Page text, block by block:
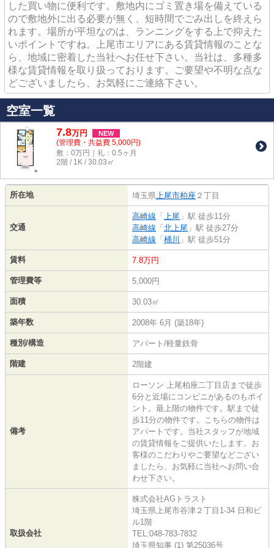
した買い物に便利です。敷地内にゴミ置き場を備えている
ので敷地外に出る必要が無く、短時間でごみ出しを終えら
れます。場所が平坦なのは、ランニングをする上で抑えた
いポイントですね。上尾市エリアにある賃貸情報のことな
ら、地域に密着した当社へお任せ下さい。当社は、多種多
様な賃貸情報を取り扱っております。ご要望や不明な点な
どございましたら、お気軽にご連絡下さい。
空室一覧
7.8万円 NEW
(管理費・共益費 5,000円)
敷：0万円｜礼：0.5ヶ月
2階 / 1K / 30.03㎡
所在地 埼玉県上尾市柏座 ２丁目
交通
高崎線 「 上尾 」駅 徒歩11分
高崎線 「 北上尾 」駅 徒歩27分
高崎線 「 桶川 」駅 徒歩51分
賃料 7.8万円
管理費等 5,000円
面積 30.03㎡
築年数 2008年 6月 (築18年)
種別/構造 アパート/軽量鉄骨
階建 2階建
備考
ローソン 上尾柏座二丁目店まで徒歩
6分と近場にコンビニがあるのもポイ
ント。最上階の物件です。駅まで徒
歩11分の物件です。こちらの物件は
アパートです。当社スタッフが地域
の賃貸情報をご提供いたします。お
客様のこだわりやご要望などござい
ましたら、お気軽に当社へお問い合
わせ下さい。
取扱会社
株式会社AGトラスト
埼玉県上尾市谷津２丁目1-34 日和ビ
ル1階
TEL:048-783-7832
埼玉県知事 (1) 第25036号